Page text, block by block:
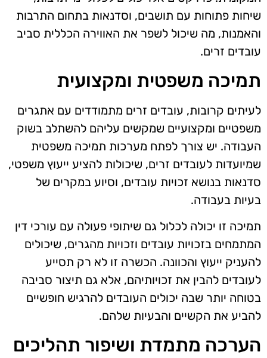
שיחות פתוחות עם תושבים, וסדנאות בתחום התרבות
והאמנות, מה שיכול לשפר את האווירה הכללית סביב
עובדים זרים.
תמיכה משפטית ומקצועית
לעיתים קרובות, עובדים זרים מתמודדים עם אתגרים
משפטיים ומקצועיים שמקשים עליהם להשתלב בשוק
העבודה. יש צורך לפתח מערכות תמיכה משפטית
שמיועדות לעובדים זרים, שיכולות להציע ייעוץ משפטי,
סדנאות בנושא זכויות עובדים, וסיוע במקרים של
בעיות בעבודה.
תמיכה זו יכולה לכלול גם שיתופי פעולה עם עורכי דין
המתמחים בזכויות עובדים וזכויות מהגרים, שיכולים
להעניק ייעוץ והכוונה. הכשרה זו לא רק תסייע
לעובדים להבין את זכויותיהם, אלא גם תיצור סביבה
בטוחה יותר שבה יכולים העובדים להרגיש חופשיים
להביע את הקשיים והבעיות שלהם.
הערכה מתמדת ושיפור תהליכים